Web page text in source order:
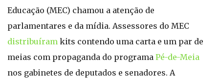
Educação (MEC) chamou a atenção de
parlamentares e da mídia. Assessores do MEC
distribuíram kits contendo uma carta e um par de
meias com propaganda do programa Pé-de-Meia
nos gabinetes de deputados e senadores. A